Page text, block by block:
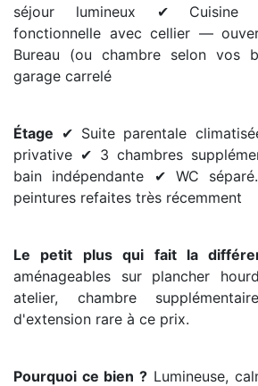
séjour lumineux ✔ Cuisine
fonctionnelle avec cellier —
Bureau (ou chambre selon vos
garage carrelé
Étage ✔ Suite parentale
privative ✔ 3 chambres
bain indépendante ✔ WC
peintures refaites très récemment
Le petit plus qui fait la
aménageables sur plancher
atelier, chambre
d'extension rare à ce prix.
Pourquoi ce bien ? Lumineuse,